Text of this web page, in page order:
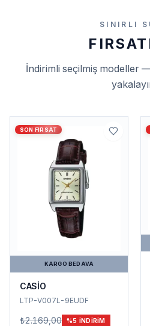
SINIRLI
İndirimli seçilmiş modeller
SON FIRSAT
KARGO BEDAVA
CASİO
LTP-V007L-9EUDF
₺2.169,00 %5 INDIRIM